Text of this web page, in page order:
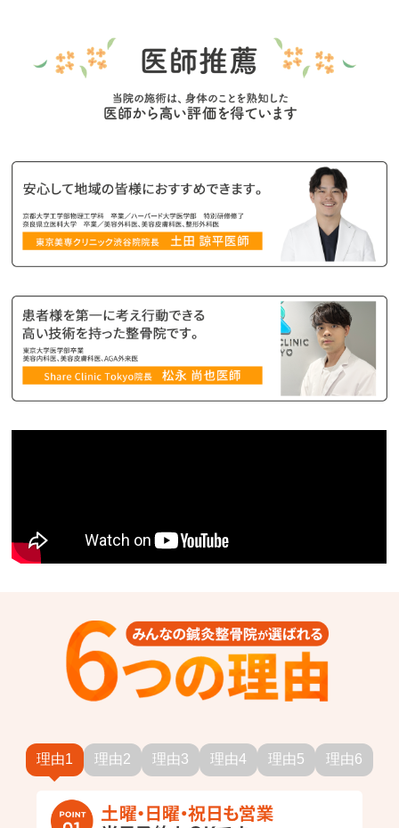
理由1 理由2 理由3 理由4 理由5 理由6